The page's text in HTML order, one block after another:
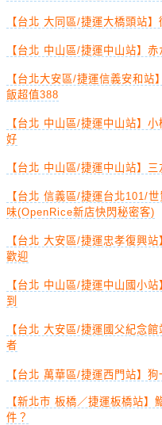
【台北 大同區/捷運大橋頭站
【台北 中山區/捷運中山站】
【台北大安區/捷運信義安和
飯超值388
【台北 中山區/捷運中山站】
好
【台北 中山區/捷運中山站】
【台北 信義區/捷運台北101/
味(OpenRice新店快閃秘密客)
【台北 大安區/捷運忠孝復興
歡迎
【台北 中山區/捷運中山國小
到
【台北 大安區/捷運國父紀念
者
【台北 萬華區/捷運西門站】
【新北市 板橋／捷運板橋站
件？